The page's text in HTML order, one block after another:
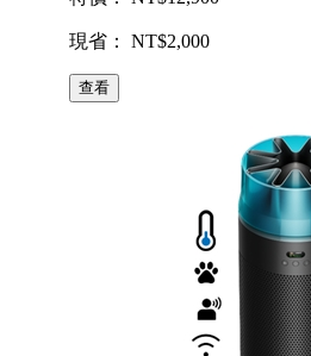
現省： NT$2,000
查看